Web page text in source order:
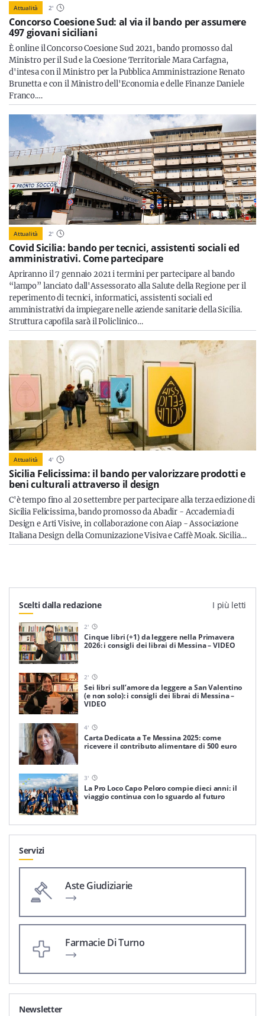
Attualità 2'
Concorso Coesione Sud: al via il bando per assumere
497 giovani siciliani
È online il Concorso Coesione Sud 2021, bando promosso dal
Ministro per il Sud e la Coesione Territoriale Mara Carfagna,
d'intesa con il Ministro per la Pubblica Amministrazione Renato
Brunetta e con il Ministro dell'Economia e delle Finanze Daniele
Franco.…
Attualità 2'
Covid Sicilia: bando per tecnici, assistenti sociali ed
amministrativi. Come partecipare
Apriranno il 7 gennaio 2021 i termini per partecipare al bando
“lampo” lanciato dall'Assessorato alla Salute della Regione per il
reperimento di tecnici, informatici, assistenti sociali ed
amministrativi da impiegare nelle aziende sanitarie della Sicilia.
Struttura capofila sarà il Policlinico…
Attualità 4'
Sicilia Felicissima: il bando per valorizzare prodotti e
beni culturali attraverso il design
C'è tempo fino al 20 settembre per partecipare alla terza edizione di
Sicilia Felicissima, bando promosso da Abadir - Accademia di
Design e Arti Visive, in collaborazione con Aiap - Associazione
Italiana Design della Comunizazione Visiva e Caffè Moak. Sicilia…
Scelti dalla redazione I più letti
2'
Cinque libri (+1) da leggere nella Primavera
2026: i consigli dei librai di Messina – VIDEO
2'
Sei libri sull’amore da leggere a San Valentino
(e non solo): i consigli dei librai di Messina –
VIDEO
4'
Carta Dedicata a Te Messina 2025: come
ricevere il contributo alimentare di 500 euro
3'
La Pro Loco Capo Peloro compie dieci anni: il
viaggio continua con lo sguardo al futuro
Servizi
Aste Giudiziarie
Farmacie Di Turno
Newsletter